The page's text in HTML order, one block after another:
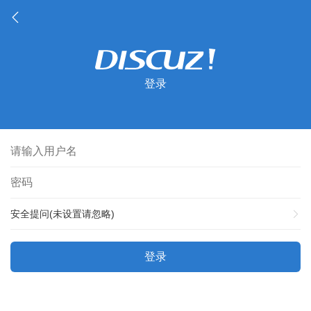
登录
安全提问(未设置请忽略)
登录